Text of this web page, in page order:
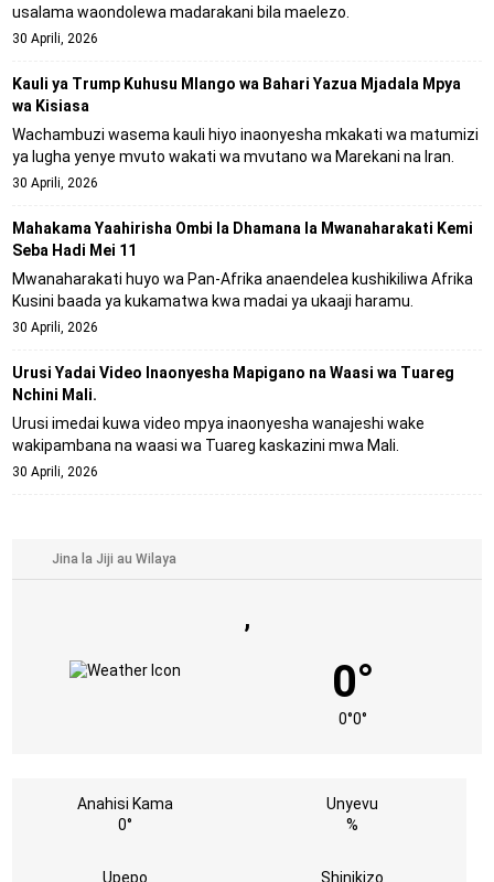
usalama waondolewa madarakani bila maelezo.
30 Aprili, 2026
Kauli ya Trump Kuhusu Mlango wa Bahari Yazua Mjadala Mpya
wa Kisiasa
Wachambuzi wasema kauli hiyo inaonyesha mkakati wa matumizi
ya lugha yenye mvuto wakati wa mvutano wa Marekani na Iran.
30 Aprili, 2026
Mahakama Yaahirisha Ombi la Dhamana la Mwanaharakati Kemi
Seba Hadi Mei 11
Mwanaharakati huyo wa Pan-Afrika anaendelea kushikiliwa Afrika
Kusini baada ya kukamatwa kwa madai ya ukaaji haramu.
30 Aprili, 2026
Urusi Yadai Video Inaonyesha Mapigano na Waasi wa Tuareg
Nchini Mali.
Urusi imedai kuwa video mpya inaonyesha wanajeshi wake
wakipambana na waasi wa Tuareg kaskazini mwa Mali.
30 Aprili, 2026
,
0°
0°0°
Anahisi Kama
0°
Unyevu
%
Upepo Shinikizo